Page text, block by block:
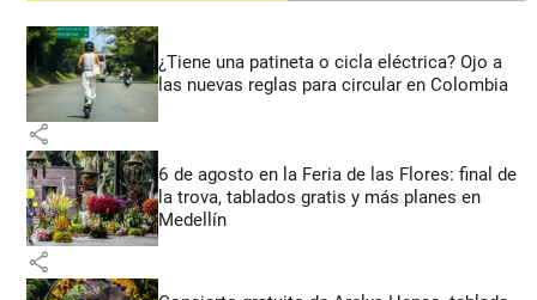
¿Tiene una patineta o cicla eléctrica? Ojo a
las nuevas reglas para circular en Colombia
share
6 de agosto en la Feria de las Flores: final de
la trova, tablados gratis y más planes en
Medellín
share